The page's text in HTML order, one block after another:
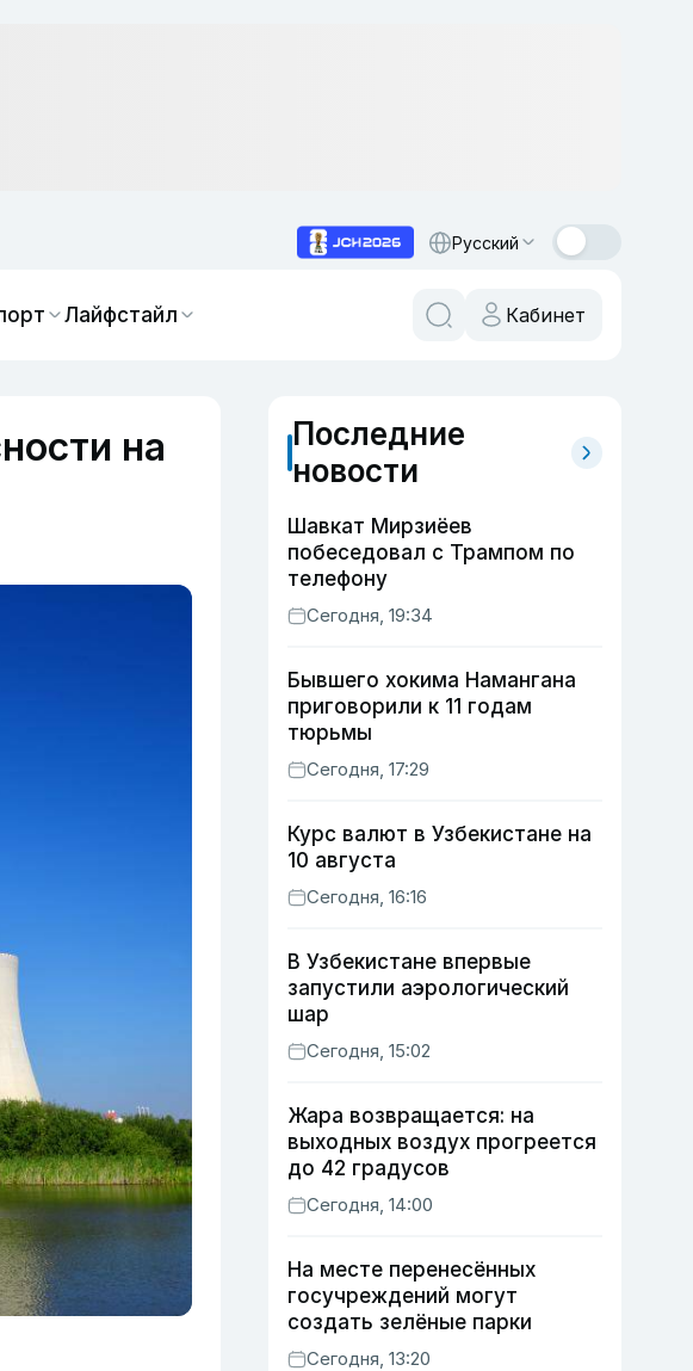
Русский
Лайфстайл Кабинет
на
Последние
новости
Шавкат Мирзиёев
побеседовал с Трампом по
телефону
Сегодня, 19:34
Бывшего хокима Намангана
приговорили к 11 годам
тюрьмы
Сегодня, 17:29
Курс валют в Узбекистане на
10 августа
Сегодня, 16:16
В Узбекистане впервые
запустили аэрологический
шар
Сегодня, 15:02
Жара возвращается: на
выходных воздух прогреется
до 42 градусов
Сегодня, 14:00
На месте перенесённых
госучреждений могут
создать зелёные парки
Сегодня, 13:20